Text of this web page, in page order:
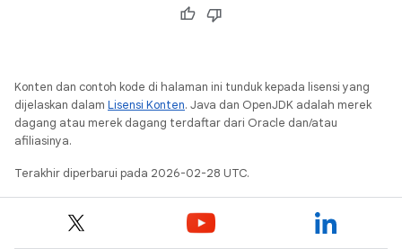
Konten dan contoh kode di halaman ini tunduk kepada lisensi yang
dijelaskan dalam Lisensi Konten. Java dan OpenJDK adalah merek
dagang atau merek dagang terdaftar dari Oracle dan/atau
afiliasinya.
Terakhir diperbarui pada 2026-02-28 UTC.